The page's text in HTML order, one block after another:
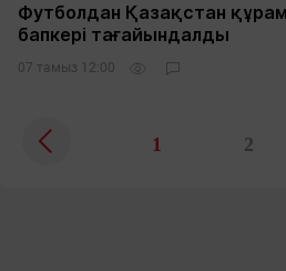
Футболдан Қазақстан
бапкері тағайындалды
07 тамыз 12:00
1 2